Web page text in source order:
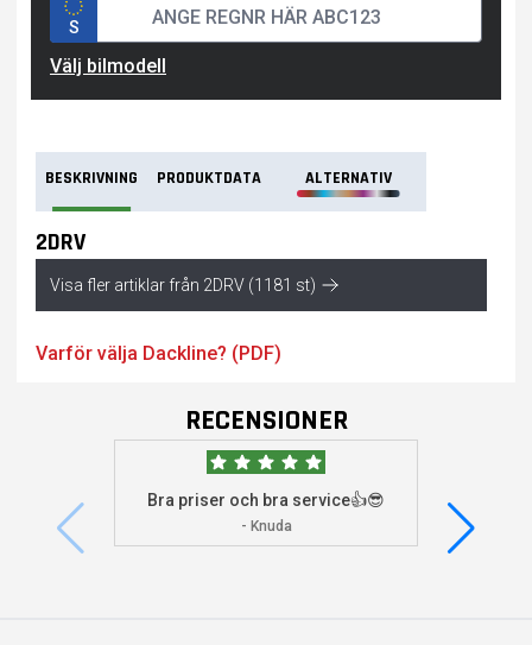
S
Välj bilmodell
BESKRIVNING PRODUKTDATA ALTERNATIV
2DRV
Visa fler artiklar från 2DRV (1181 st)
Varför välja Dackline? (PDF)
RECENSIONER
Bra priser och bra service👍😎
- Knuda